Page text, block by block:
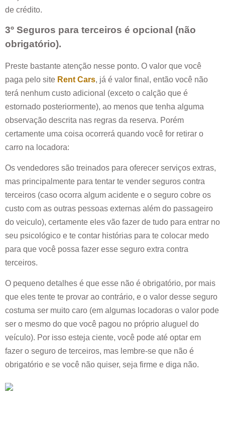
de crédito.
3º Seguros para terceiros é opcional (não
obrigatório).
Preste bastante atenção nesse ponto. O valor que você
paga pelo site Rent Cars, já é valor final, então você não
terá nenhum custo adicional (exceto o calção que é
estornado posteriormente), ao menos que tenha alguma
observação descrita nas regras da reserva. Porém
certamente uma coisa ocorrerá quando você for retirar o
carro na locadora:
Os vendedores são treinados para oferecer serviços extras,
mas principalmente para tentar te vender seguros contra
terceiros (caso ocorra algum acidente e o seguro cobre os
custo com as outras pessoas externas além do passageiro
do veiculo), certamente eles vão fazer de tudo para entrar no
seu psicológico e te contar histórias para te colocar medo
para que você possa fazer esse seguro extra contra
terceiros.
O pequeno detalhes é que esse não é obrigatório, por mais
que eles tente te provar ao contrário, e o valor desse seguro
costuma ser muito caro (em algumas locadoras o valor pode
ser o mesmo do que você pagou no próprio aluguel do
veículo). Por isso esteja ciente, você pode até optar em
fazer o seguro de terceiros, mas lembre-se que não é
obrigatório e se você não quiser, seja firme e diga não.